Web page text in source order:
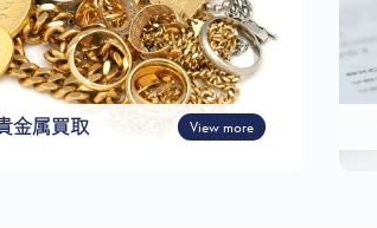
金属買取 View more